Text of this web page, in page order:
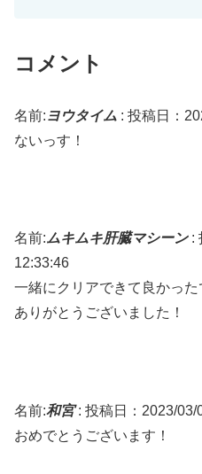
コメント
名前:ヨウタイム : 投稿日：
ないっす！
名前:ムキムキ肝臓マシーン:
12:33:46
一緒にクリアできて良かった
ありがとうございました！
名前:和宮: 投稿日：2023/03/
おめでとうございます！